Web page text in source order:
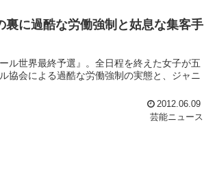
に過酷な労働強制と姑息な集客手
ル世界最終予選』。全日程を終えた女子が五
協会による過酷な労働強制の実態と、ジャニ
2012.06.09
芸能ニュース